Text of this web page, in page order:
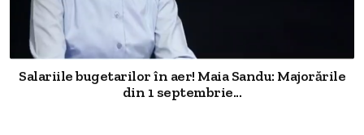
Salariile bugetarilor în aer! Maia Sandu: Majorările
din 1 septembrie...